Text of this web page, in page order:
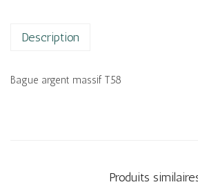
Description
Bague argent massif T58
Produits